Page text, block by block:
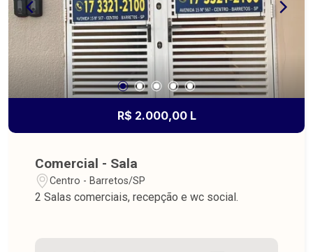
R$ 2.000,00 L
Comercial - Sala
Centro - Barretos/SP
2 Salas comerciais, recepção e wc social.